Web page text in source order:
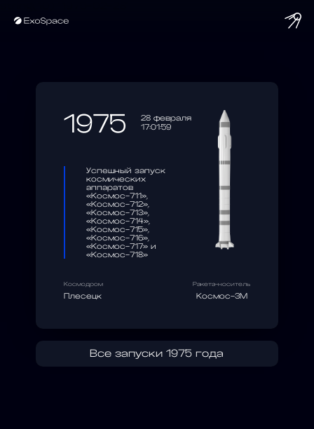
1975
28 февраля
17:01:59
Успешный запуск
космических
аппаратов
«Космос-711»,
«Космос-712»,
«Космос-713»,
«Космос-714»,
«Космос-715»,
«Космос-716»,
«Космос-717» и
«Космос-718»
Космодром
Плесецк
Ракета-носитель
Космос-3М
Все запуски 1975 года